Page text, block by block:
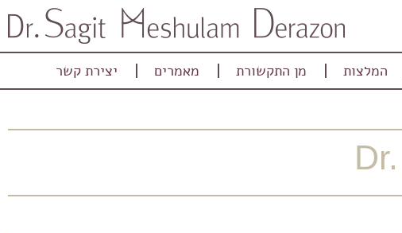
המלצות מן התקשורת מאמרים יצירת קשר